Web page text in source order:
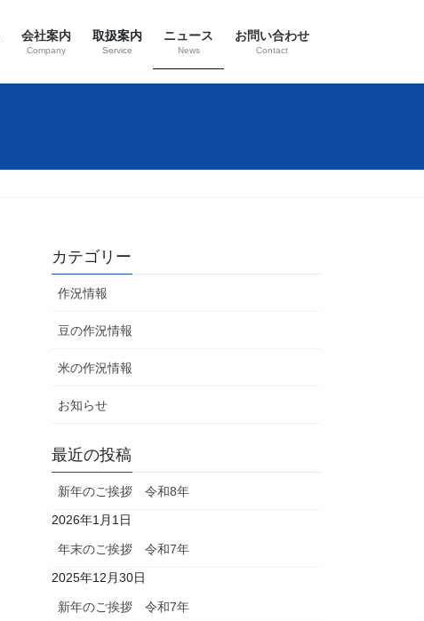
会社案内
Company
取扱案内
Service
ニュース
News
お問い合わせ
Contact
カテゴリー
作況情報
豆の作況情報
米の作況情報
お知らせ
最近の投稿
新年のご挨拶 令和8年
2026年1月1日
年末のご挨拶 令和7年
2025年12月30日
新年のご挨拶 令和7年